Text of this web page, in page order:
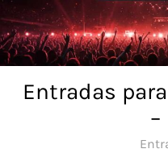
Skip
to
content
Entradas
–